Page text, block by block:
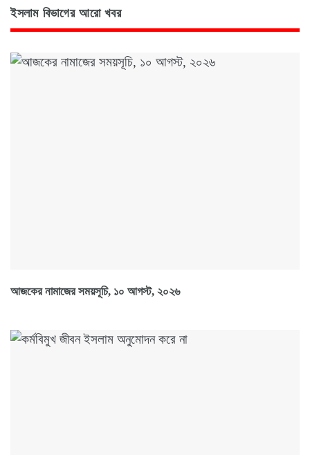
ইসলাম বিভাগের আরো খবর
আজকের নামাজের সময়সূচি, ১০ আগস্ট, ২০২৬